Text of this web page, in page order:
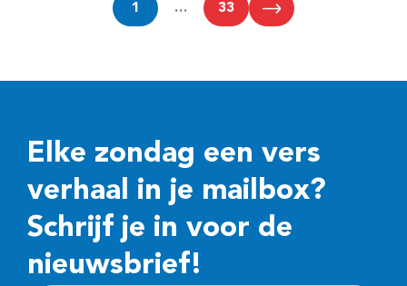
1 … 33
Elke zondag een vers
verhaal in je mailbox?
Schrijf je in voor de
nieuwsbrief!